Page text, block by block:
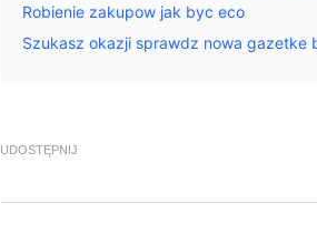
Robienie zakupow jak byc eco
Szukasz okazji sprawdz nowa gazetke
UDOSTĘPNIJ